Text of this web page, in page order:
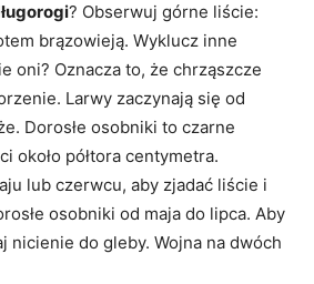
? Obserwuj górne liście:
brązowieją. Wyklucz inne
oni? Oznacza to, że chrząszcze
Larwy zaczynają się od
Dorosłe osobniki to czarne
około półtora centymetra.
lub czerwcu, aby zjadać liście i
osobniki od maja do lipca. Aby
nicienie do gleby. Wojna na dwóch